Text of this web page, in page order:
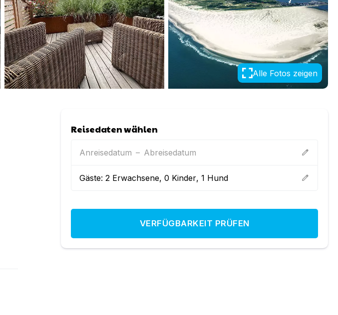
Alle Fotos zeigen
Reisedaten wählen
Anreisedatum – Abreisedatum edit
Gäste:2 Erwachsene,0 Kinder,1 Hund edit
VERFÜGBARKEIT PRÜFEN